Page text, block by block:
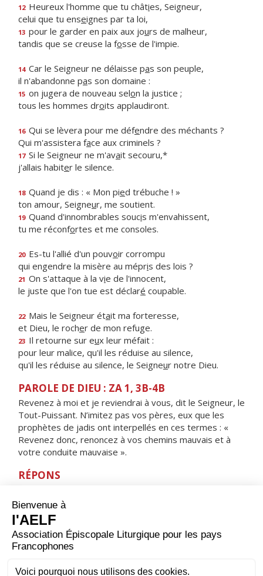
12 Heureux l'homme que tu châties, Seigneur,
celui que tu enseignes par ta loi,
13 pour le garder en paix aux jours de malheur,
tandis que se creuse la fosse de l'impie.
14 Car le Seigneur ne délaisse pas son peuple,
il n'abandonne pas son domaine :
15 on jugera de nouveau selon la justice ;
tous les hommes droits applaudiront.
16 Qui se lèvera pour me défendre des méchants ?
Qui m'assistera face aux criminels ?
17 Si le Seigneur ne m'avait secouru,*
j'allais habiter le silence.
18 Quand je dis : « Mon pied trébuche ! »
ton amour, Seigneur, me soutient.
19 Quand d'innombrables soucis m'envahissent,
tu me réconfortes et me consoles.
20 Es-tu l'allié d'un pouvoir corrompu
qui engendre la misère au mépris des lois ?
21 On s'attaque à la vie de l'innocent,
le juste que l'on tue est déclaré coupable.
22 Mais le Seigneur était ma forteresse,
et Dieu, le rocher de mon refuge.
23 Il retourne sur eux leur méfait :
pour leur malice, qu'il les réduise au silence,
qu'il les réduise au silence, le Seigneur notre Dieu.
PAROLE DE DIEU : ZA 1, 3B-4B
Revenez à moi et je reviendrai à vous, dit le Seigneur, le
Tout-Puissant. N’imitez pas vos pères, eux que les
prophètes de jadis ont interpellés en ces termes : «
Revenez donc, renoncez à vos chemins mauvais et à
votre conduite mauvaise ».
RÉPONS
enlève tous mes péchés.
ORAISON
Accorde-nous, Seigneur, de savoir commencer
saintement, par une journée de jeûne, notre